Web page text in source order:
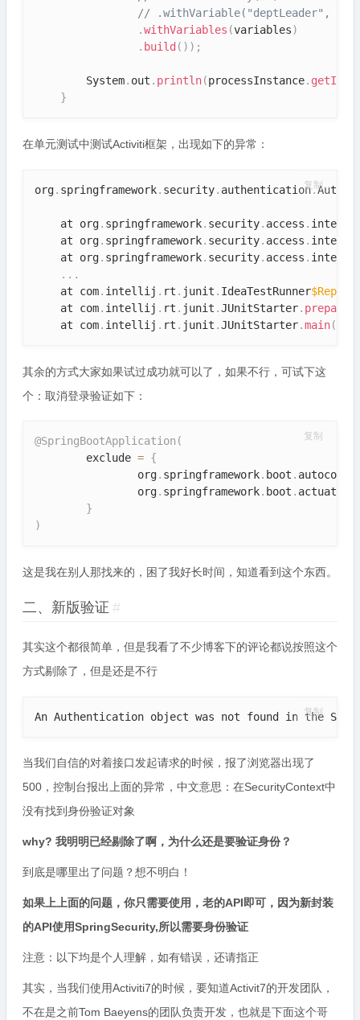
// .withVariable("deptLeader",
.withVariables (variables)
. build ( ) ) ;
        System
. out . println(processInstance. getId
}
在单元测试中测试Activiti框架，出现如下的异常：
org. springframework. security. authentication.
    at org
. springframework. security. access .
    at org
. springframework. security. access .
    at org
. springframework. security. access .
. . .
    at com
. intellij . rt . junit . IdeaTestRunner
    at com
. intellij . rt . junit .JUnitStarter.
    at com
. intellij . rt . junit .JUnitStarter.main(
复制
其余的方式大家如果试过成功就可以了，如果不行，可试下这
个：取消登录验证如下：
@SpringBootApplication (
        exclude
= {
                org
. springframework. boot .
                org
. springframework. boot . actuate
}
)
复制
这是我在别人那找来的，困了我好长时间，知道看到这个东西。
二、新版验证 #
其实这个都很简单，但是我看了不少博客下的评论都说按照这个
方式剔除了，但是还是不行
An Authentication object was not found in the
复制
当我们自信的对着接口发起请求的时候，报了浏览器出现了
500，控制台报出上面的异常，中文意思：在SecurityContext中
没有找到身份验证对象
why? 我明明已经剔除了啊，为什么还是要验证身份？
到底是哪里出了问题？想不明白！
如果上上面的问题，你只需要使用，老的API即可，因为新封装
的API使用SpringSecurity,所以需要身份验证
注意：以下均是个人理解，如有错误，还请指正
其实，当我们使用Activiti7的时候，要知道Activit7的开发团队，
不在是之前Tom Baeyens的团队负责开发，也就是下面这个哥